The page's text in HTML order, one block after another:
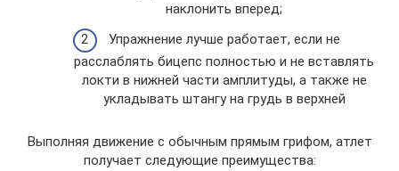
наклонить вперед;
Упражнение лучше работает, если не
расслаблять бицепс полностью и не вставлять
локти в нижней части амплитуды, а также не
укладывать штангу на грудь в верхней
Выполняя движение с обычным прямым грифом, атлет
получает следующие преимущества: